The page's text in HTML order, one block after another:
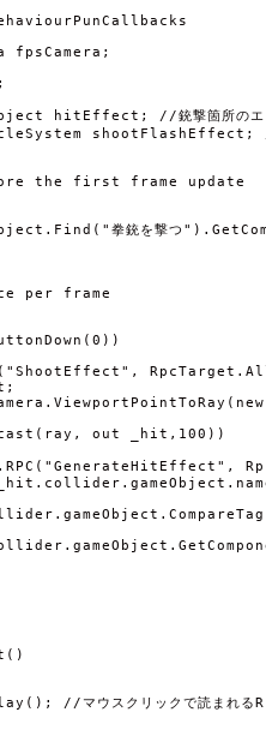
fpsCamera;
hitEffect; //銃撃箇所のエ
shootFlashEffect; //
the first frame update
拳銃を撃つ
per frame
out _hit,100))
//マウスクリックで読まれる